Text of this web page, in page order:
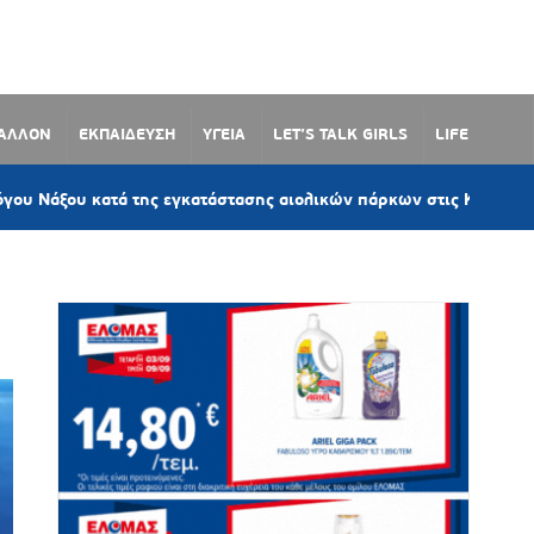
ΕΚΠΑΙΔΕΥΣΗ ΥΓΕΙΑ LET’S TALK GIRLS LIFE
της εγκατάστασης αιολικών πάρκων στις Κυκλάδες